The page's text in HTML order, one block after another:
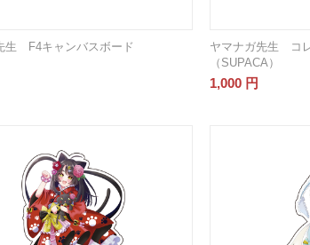
生 F4キャンバスボード
ヤマナガ先生 コ
（SUPACA）
1,000 円